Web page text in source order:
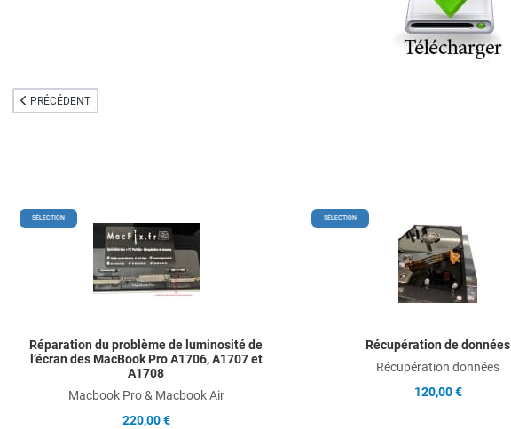
ARTICLE PRÉCÉDENT : ASTROGREP VOUS PERMET DE RECHERCHER RAPIDEMENT UN CONTENU
PRÉCÉDENT
SÉLECTION Add to Wishlist
Réparation du problème de luminosité de
l’écran des MacBook Pro A1706, A1707 et
A1708
Macbook Pro & Macbook Air
220,00 €
SÉLECTION
Récupération de données
Récupération données
120,00 €